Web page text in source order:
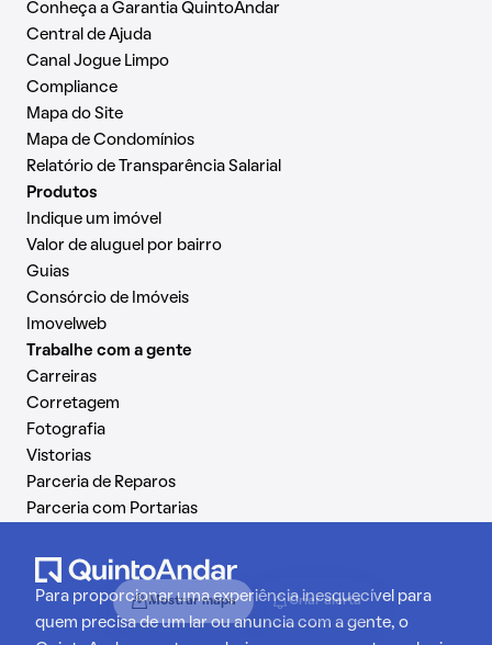
Mostrar mapa Criar alerta
Conheça a Garantia QuintoAndar
Central de Ajuda
Canal Jogue Limpo
Compliance
Mapa do Site
Mapa de Condomínios
Relatório de Transparência Salarial
Produtos
Indique um imóvel
Valor de aluguel por bairro
Guias
Consórcio de Imóveis
Imovelweb
Trabalhe com a gente
Carreiras
Corretagem
Fotografia
Vistorias
Parceria de Reparos
Parceria com Portarias
Para proporcionar uma experiência inesquecível para
quem precisa de um lar ou anuncia com a gente, o